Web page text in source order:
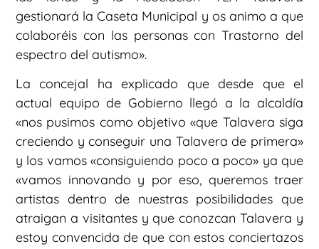
gestionará la Caseta Municipal y os animo a que
colaboréis con las personas con Trastorno del
espectro del autismo».
La concejal ha explicado que desde que el
actual equipo de Gobierno llegó a la alcaldía
«nos pusimos como objetivo «que Talavera siga
creciendo y conseguir una Talavera de primera»
y los vamos «consiguiendo poco a poco» ya que
«vamos innovando y por eso, queremos traer
artistas dentro de nuestras posibilidades que
atraigan a visitantes y que conozcan Talavera y
estoy convencida de que con estos conciertazos